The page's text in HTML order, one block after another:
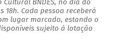
BNDES, no dia do
18h. Cada pessoa receberá
lugar marcado, estando o
sujeito à lotação